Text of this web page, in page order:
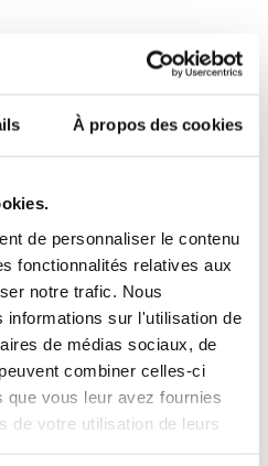
À propos des cookies
de personnaliser le contenu
fonctionnalités relatives aux
notre trafic. Nous
informations sur l'utilisation de
de médias sociaux, de
combiner celles-ci
vous leur avez fournies
de votre utilisation de leurs